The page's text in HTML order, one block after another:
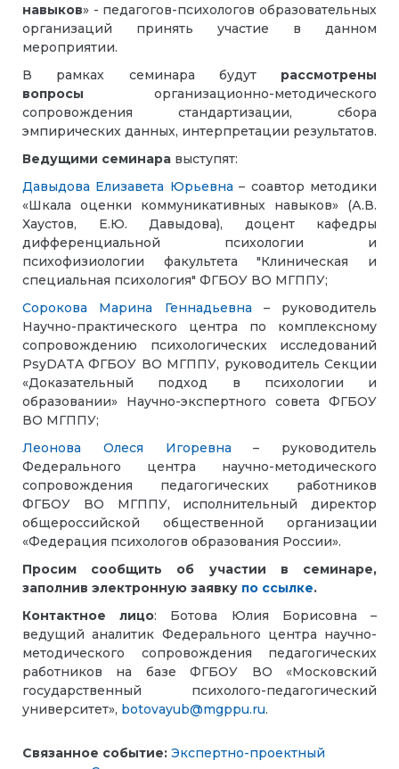
навыков» - педагогов-психологов образовательных
организаций принять участие в данном
мероприятии.
В рамках семинара будут рассмотрены
вопросы организационно-методического
сопровождения стандартизации, сбора
эмпирических данных, интерпретации результатов.
Ведущими семинара выступят:
Давыдова Елизавета Юрьевна – соавтор методики
«Шкала оценки коммуникативных навыков» (А.В.
Хаустов, Е.Ю. Давыдова), доцент кафедры
дифференциальной психологии и
психофизиологии факультета "Клиническая и
специальная психология" ФГБОУ ВО МГППУ;
Сорокова Марина Геннадьевна – руководитель
Научно-практического центра по комплексному
сопровождению психологических исследований
PsyDATA ФГБОУ ВО МГППУ, руководитель Секции
«Доказательный подход в психологии и
образовании» Научно-экспертного совета ФГБОУ
ВО МГППУ;
Леонова Олеся Игоревна – руководитель
Федерального центра научно-методического
сопровождения педагогических работников
ФГБОУ ВО МГППУ, исполнительный директор
общероссийской общественной организации
«Федерация психологов образования России».
Просим сообщить об участии в семинаре,
заполнив электронную заявку по ссылке.
Контактное лицо: Ботова Юлия Борисовна –
ведущий аналитик Федерального центра научно-
методического сопровождения педагогических
работников на базе ФГБОУ ВО «Московский
государственный психолого-педагогический
университет», botovayub@mgppu.ru.
Связанное событие: Экспертно-проектный